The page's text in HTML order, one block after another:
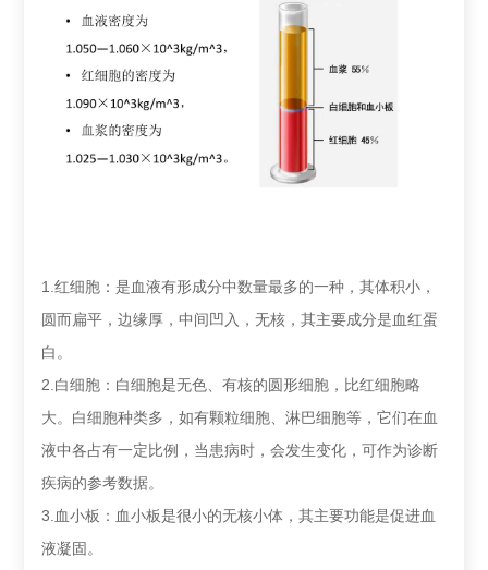
1.红细胞：是血液有形成分中数量最多的一种，其体积小，
圆而扁平，边缘厚，中间凹入，无核，其主要成分是血红蛋
白。
2.白细胞：白细胞是无色、有核的圆形细胞，比红细胞略
大。白细胞种类多，如有颗粒细胞、淋巴细胞等，它们在血
液中各占有一定比例，当患病时，会发生变化，可作为诊断
疾病的参考数据。
3.血小板：血小板是很小的无核小体，其主要功能是促进血
液凝固。